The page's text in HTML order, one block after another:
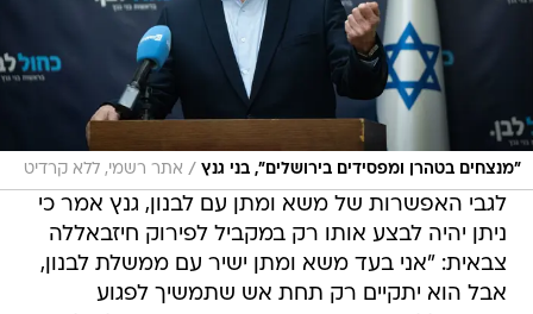
"מנצחים בטהרן ומפסידים בירושלים", בני גנץ / אתר רשמי, ללא קרדיט
לגבי האפשרות של משא ומתן עם לבנון, גנץ אמר כי
ניתן יהיה לבצע אותו רק במקביל לפירוק חיזבאללה
צבאית: "אני בעד משא ומתן ישיר עם ממשלת לבנון,
אבל הוא יתקיים רק תחת אש שתמשיך לפגוע